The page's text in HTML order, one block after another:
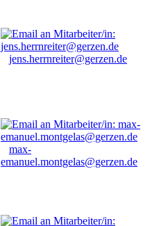
jens.herrnreiter@gerzen.de
max-
emanuel.montgelas@gerzen.de